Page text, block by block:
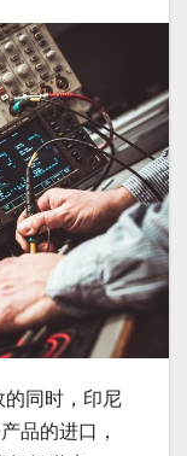
的同时，印尼
品的进口，